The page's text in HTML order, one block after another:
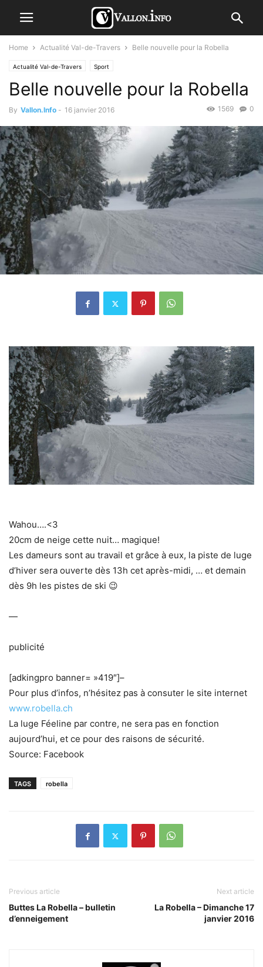
Home Actualité Val-de-Travers Belle nouvelle pour la Robella
Actualité Val-de-Travers Sport
Belle nouvelle pour la Robella
By Vallon.Info - 16 janvier 2016 0
1569
Wahou….<3
20cm de neige cette nuit… magique!
Les dameurs sont au travail et grâce à eux, la piste de luge
d’hiver sera ouverte dès 13h cet après-midi, … et demain
dès 9h les pistes de ski 😉
—
publicité
[adkingpro banner= »419″]–
Pour plus d’infos, n’hésitez pas à consuter le site internet
www.robella.ch
La luge Féeline par contre, ne sera pas en fonction
aujourd’hui, et ce pour des raisons de sécurité.
Source: Facebook
TAGS robella
Previous article
Buttes La Robella – bulletin
d’enneigement
Next article
La Robella – Dimanche 17
janvier 2016